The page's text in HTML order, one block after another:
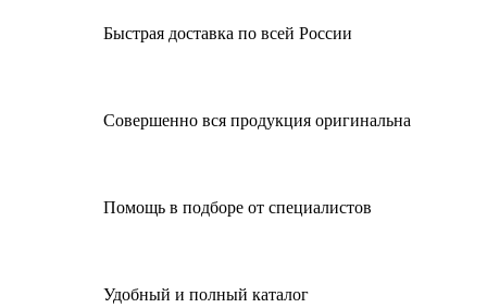
Быстрая доставка по всей России
Совершенно вся продукция оригинальна
Помощь в подборе от специалистов
Удобный и полный каталог